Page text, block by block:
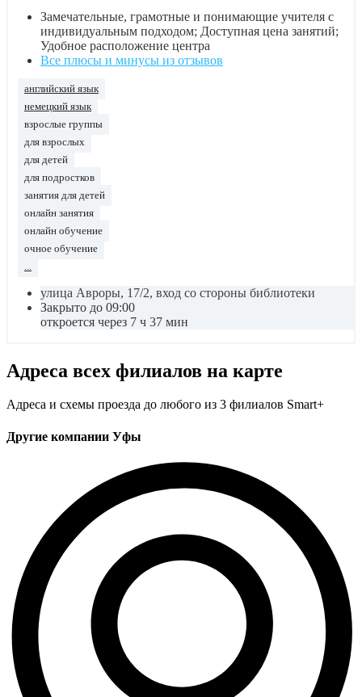
Замечательные, грамотные и понимающие учителя с
индивидуальным подходом; Доступная цена занятий;
Удобное расположение центра
Все плюсы и минусы из отзывов
английский язык
немецкий язык
взрослые группы
для взрослых
для детей
для подростков
занятия для детей
онлайн занятия
онлайн обучение
очное обучение
улица Авроры, 17/2, вход со стороны библиотеки
Закрыто до 09:00
откроется через 7 ч 37 мин
Адреса всех филиалов на карте
Адреса и схемы проезда до любого из 3 филиалов Smart+
Другие компании Уфы